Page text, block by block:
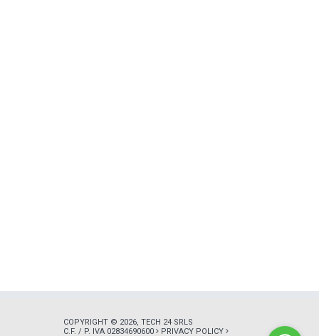
COPYRIGHT © 2026, TECH 24 SRLS
C.F. / P. IVA 02834690600
PRIVACY POLICY